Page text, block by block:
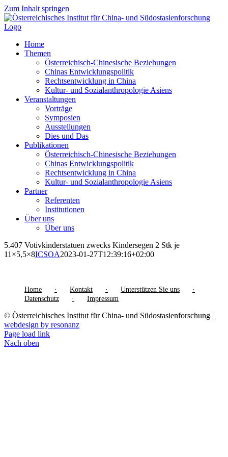
Zum Inhalt springen
Home
Themen
Österreichisch-Chinesische Beziehungen
Chinas Entwicklungspolitik
Rechtsentwicklung in China
Kultur- und Sozialanthropologie Asiens
Veranstaltungen
Vorträge
Symposien
Ausstellungen
Dies und Das
Publikationen
Österreichisch-Chinesische Beziehungen
Chinas Entwicklungspolitik
Rechtsentwicklung in China
Kultur- und Sozialanthropologie Asiens
Partner
Referenten
Institutionen
Über uns
Über uns
5.407 Votivkinderstatuen zwecks Kindersegen 2 Stk je
11×5,5×8ICSOA2023-01-27T12:39:16+02:00
Home Kontakt
Unterstützen Sie uns
Datenschutz
Impressum
© Österreichisches Institut für China- und Südostasienforschung |
webdesign by resonanz
Page load link
Nach oben